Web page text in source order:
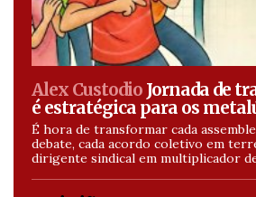
Alex Custodio Jornada de
é estratégica para os
É hora de transformar cada
debate, cada acordo coletivo em
dirigente sindical em multiplicador